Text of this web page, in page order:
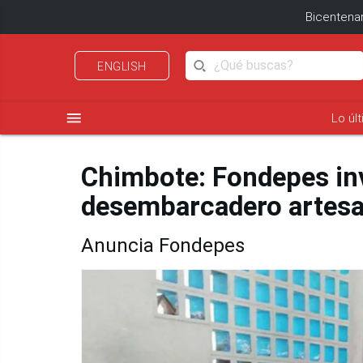
ENGLISH
menu Lo
Chimbote: Fondepes
desembarcadero
Anuncia Fondepes